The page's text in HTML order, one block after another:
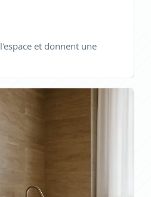
et donnent une